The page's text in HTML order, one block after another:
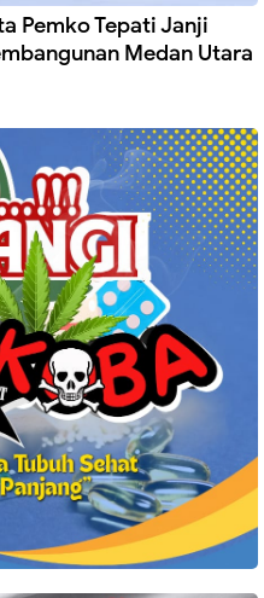
Pemko Tepati Janji
Medan Utara